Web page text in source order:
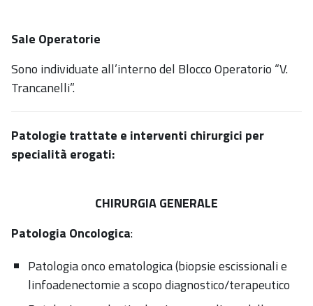
Sale Operatorie
Sono individuate all’interno del Blocco Operatorio “V.
Trancanelli”.
Patologie trattate e interventi chirurgici per
specialità erogati:
CHIRURGIA GENERALE
Patologia Oncologica:
Patologia onco ematologica (biopsie escissionali e
linfoadenectomie a scopo diagnostico/terapeutico